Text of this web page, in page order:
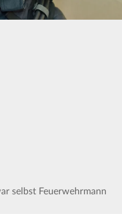
selbst Feuerwehrmann